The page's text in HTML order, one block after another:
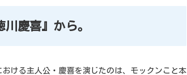
慶喜』から。
ける主人公・慶喜を演じたのは、モックンこと本